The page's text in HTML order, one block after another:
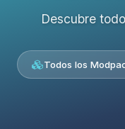
Descubre
Todos los